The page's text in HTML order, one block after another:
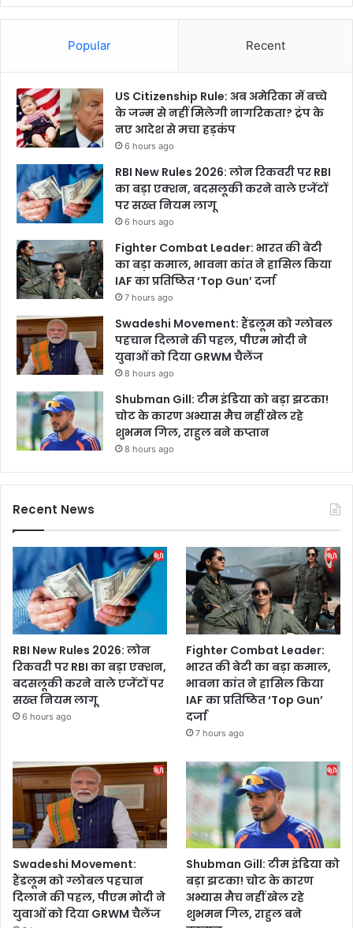
Popular Recent
US Citizenship Rule: अब अमेरिका में बच्चे
के जन्म से नहीं मिलेगी नागरिकता? ट्रंप के
नए आदेश से मचा हड़कंप
6 hours ago
RBI New Rules 2026: लोन रिकवरी पर RBI
का बड़ा एक्शन, बदसलूकी करने वाले एजेंटों
पर सख्त नियम लागू
6 hours ago
Fighter Combat Leader: भारत की बेटी
का बड़ा कमाल, भावना कांत ने हासिल किया
IAF का प्रतिष्ठित ‘Top Gun’ दर्जा
7 hours ago
Swadeshi Movement: हैंडलूम को ग्लोबल
पहचान दिलाने की पहल, पीएम मोदी ने
युवाओं को दिया GRWM चैलेंज
8 hours ago
Shubman Gill: टीम इंडिया को बड़ा झटका!
चोट के कारण अभ्यास मैच नहीं खेल रहे
शुभमन गिल, राहुल बने कप्तान
8 hours ago
Recent News
RBI New Rules 2026: लोन
रिकवरी पर RBI का बड़ा एक्शन,
बदसलूकी करने वाले एजेंटों पर
सख्त नियम लागू
6 hours ago
Fighter Combat Leader:
भारत की बेटी का बड़ा कमाल,
भावना कांत ने हासिल किया
IAF का प्रतिष्ठित ‘Top Gun’
दर्जा
7 hours ago
Swadeshi Movement:
हैंडलूम को ग्लोबल पहचान
दिलाने की पहल, पीएम मोदी ने
युवाओं को दिया GRWM चैलेंज
Shubman Gill: टीम इंडिया को
बड़ा झटका! चोट के कारण
अभ्यास मैच नहीं खेल रहे
शुभमन गिल, राहुल बने